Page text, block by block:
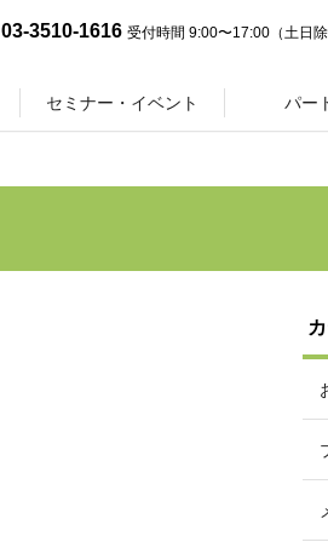
03-3510-1616 受付時間 9:00〜17:00（土日除
セミナー・イベント パー